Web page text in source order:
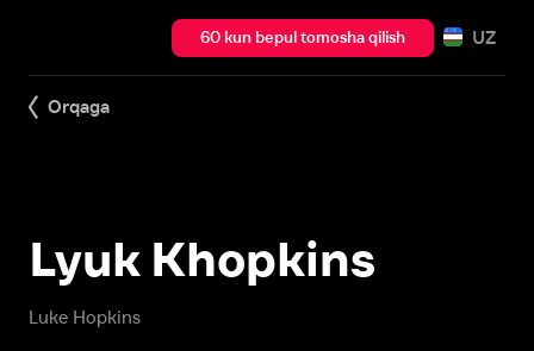
60 kun bepul tomosha qilish UZ
Orqaga
Luke Hopkins
Lyuk Khopkins